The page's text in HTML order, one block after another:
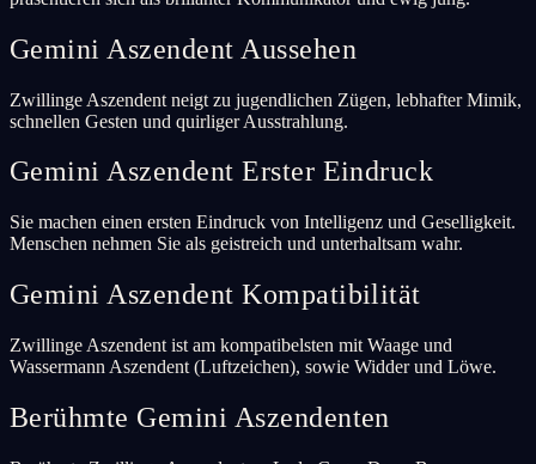
Gemini Aszendent Aussehen
Zwillinge Aszendent neigt zu jugendlichen Zügen, lebhafter Mimik,
schnellen Gesten und quirliger Ausstrahlung.
Gemini Aszendent Erster Eindruck
Sie machen einen ersten Eindruck von Intelligenz und Geselligkeit.
Menschen nehmen Sie als geistreich und unterhaltsam wahr.
Gemini Aszendent Kompatibilität
Zwillinge Aszendent ist am kompatibelsten mit Waage und
Wassermann Aszendent (Luftzeichen), sowie Widder und Löwe.
Berühmte Gemini Aszendenten